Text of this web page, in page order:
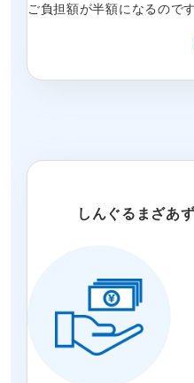
ご負担額が半額になるので
しんぐるまざあ